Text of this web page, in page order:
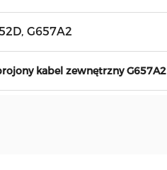
G657A2
kabel zewnętrzny G657A2